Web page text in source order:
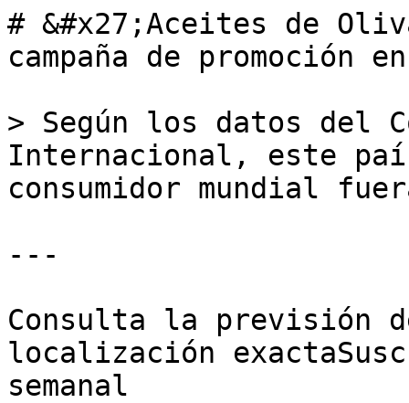
# &#x27;Aceites de
campaña de promoción
> Según los datos del
Internacional, este
consumidor mundial
---
Consulta la previsión
localización
semanal